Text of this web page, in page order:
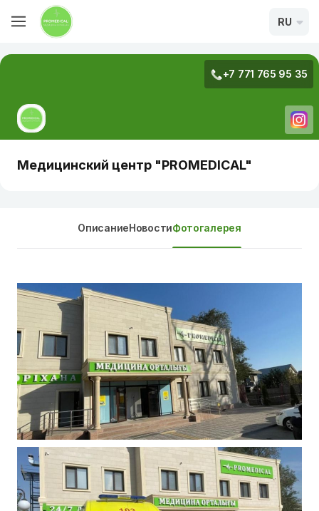
RU
+7 771 765 95 35
Медицинский центр "PROMEDICAL"
ОписаниеНовостиФотогалерея